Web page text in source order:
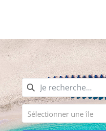
Sélectionner une île